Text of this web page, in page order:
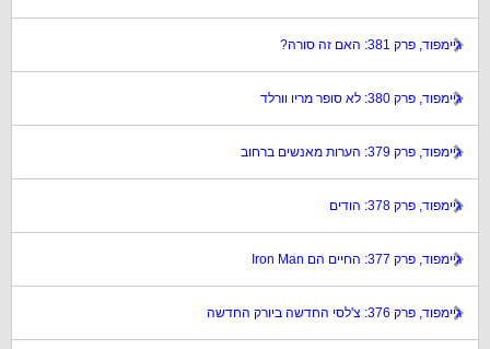
גיימפוד, פרק 381: האם זה סורה?
גיימפוד, פרק 380: לא סופר מריו וורלד
גיימפוד, פרק 379: הערות מאנשים ברחוב
גיימפוד, פרק 378: הודים
גיימפוד, פרק 377: החיים הם Iron Man
גיימפוד, פרק 376: צ'לסי החדשה ביורק החדשה